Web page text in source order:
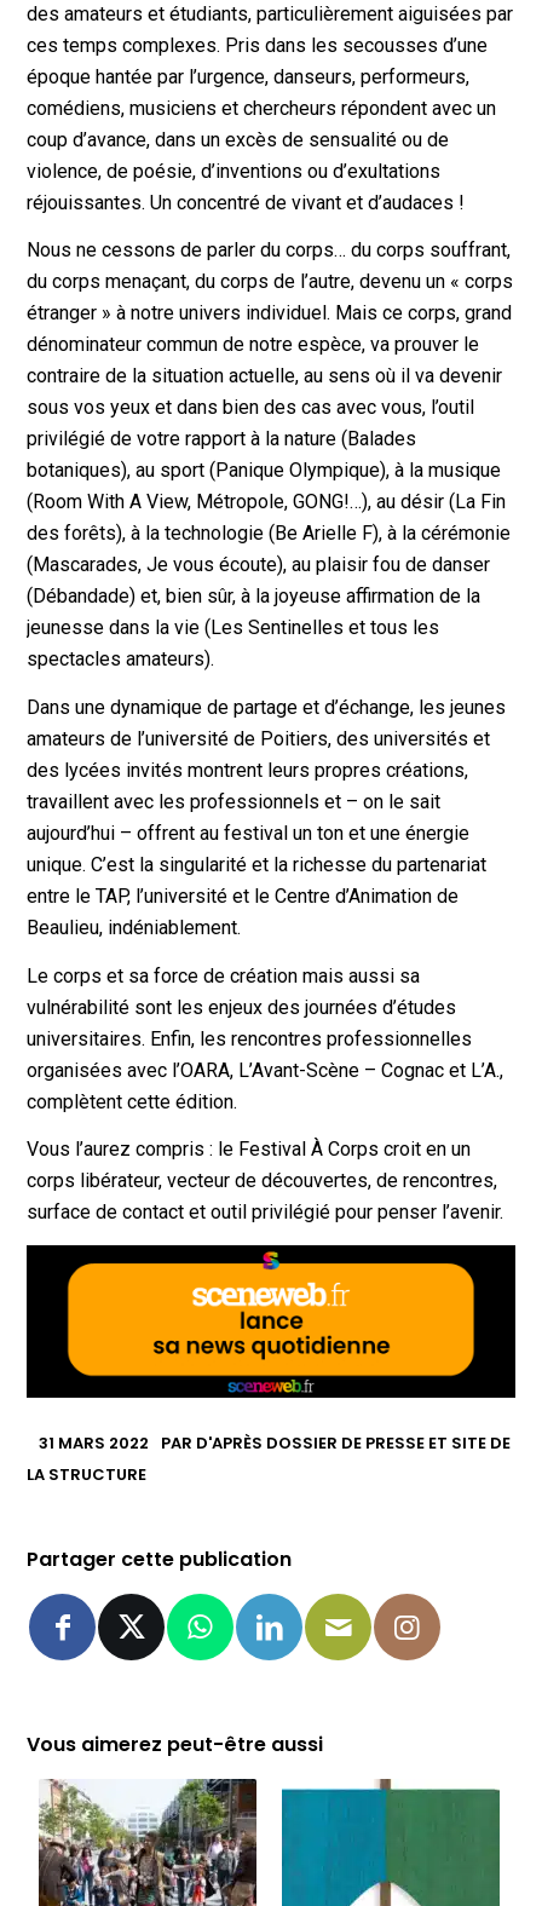
des amateurs et étudiants, particulièrement aiguisées par
ces temps complexes. Pris dans les secousses d’une
époque hantée par l’urgence, danseurs, performeurs,
comédiens, musiciens et chercheurs répondent avec un
coup d’avance, dans un excès de sensualité ou de
violence, de poésie, d’inventions ou d’exultations
réjouissantes. Un concentré de vivant et d’audaces !
Nous ne cessons de parler du corps… du corps souffrant,
du corps menaçant, du corps de l’autre, devenu un « corps
étranger » à notre univers individuel. Mais ce corps, grand
dénominateur commun de notre espèce, va prouver le
contraire de la situation actuelle, au sens où il va devenir
sous vos yeux et dans bien des cas avec vous, l’outil
privilégié de votre rapport à la nature (Balades
botaniques), au sport (Panique Olympique), à la musique
(Room With A View, Métropole, GONG!…), au désir (La Fin
des forêts), à la technologie (Be Arielle F), à la cérémonie
(Mascarades, Je vous écoute), au plaisir fou de danser
(Débandade) et, bien sûr, à la joyeuse affirmation de la
jeunesse dans la vie (Les Sentinelles et tous les
spectacles amateurs).
Dans une dynamique de partage et d’échange, les jeunes
amateurs de l’université de Poitiers, des universités et
des lycées invités montrent leurs propres créations,
travaillent avec les professionnels et – on le sait
aujourd’hui – offrent au festival un ton et une énergie
unique. C’est la singularité et la richesse du partenariat
entre le TAP, l’université et le Centre d’Animation de
Beaulieu, indéniablement.
Le corps et sa force de création mais aussi sa
vulnérabilité sont les enjeux des journées d’études
universitaires. Enfin, les rencontres professionnelles
organisées avec l’OARA, L’Avant-Scène – Cognac et L’A.,
complètent cette édition.
Vous l’aurez compris : le Festival À Corps croit en un
corps libérateur, vecteur de découvertes, de rencontres,
surface de contact et outil privilégié pour penser l’avenir.
31 MARS 2022 PAR D'APRÈS DOSSIER DE PRESSE ET SITE DE
LA STRUCTURE
Partager cette publication
Vous aimerez peut-être aussi